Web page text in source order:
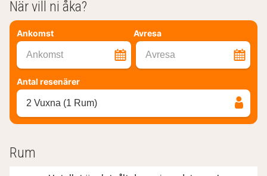
När vill ni åka?
Ankomst Avresa
Ankomst Avresa
Antal resenärer
2 Vuxna (1 Rum)
Rum